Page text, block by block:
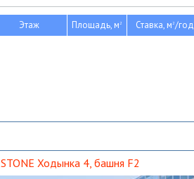
Этаж Площадь, м2 Ставка, м2/год
STONE Ходынка 4, башня F2